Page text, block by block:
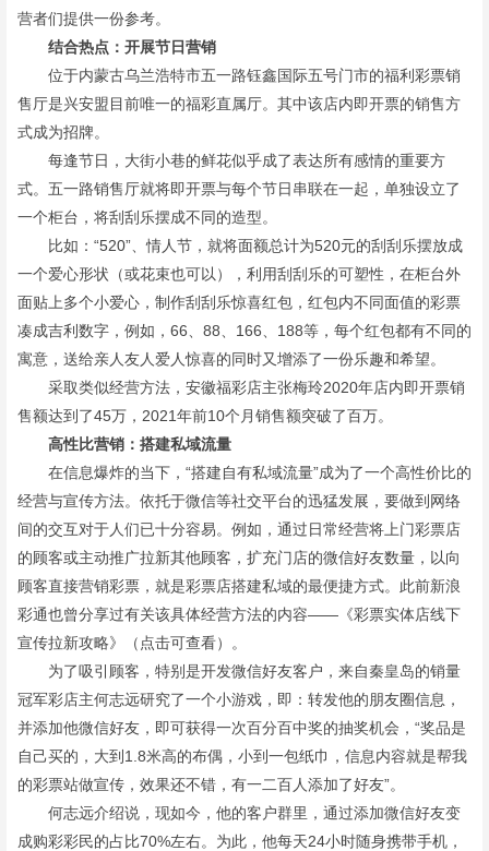
营者们提供一份参考。
结合热点：开展节日营销
位于内蒙古乌兰浩特市五一路钰鑫国际五号门市的福利彩票销
售厅是兴安盟目前唯一的福彩直属厅。其中该店内即开票的销售方
式成为招牌。
每逢节日，大街小巷的鲜花似乎成了表达所有感情的重要方
式。五一路销售厅就将即开票与每个节日串联在一起，单独设立了
一个柜台，将刮刮乐摆成不同的造型。
比如：“520”、情人节，就将面额总计为520元的刮刮乐摆放成
一个爱心形状（或花束也可以），利用刮刮乐的可塑性，在柜台外
面贴上多个小爱心，制作刮刮乐惊喜红包，红包内不同面值的彩票
凑成吉利数字，例如，66、88、166、188等，每个红包都有不同的
寓意，送给亲人友人爱人惊喜的同时又增添了一份乐趣和希望。
采取类似经营方法，安徽福彩店主张梅玲2020年店内即开票销
售额达到了45万，2021年前10个月销售额突破了百万。
高性比营销：搭建私域流量
在信息爆炸的当下，“搭建自有私域流量”成为了一个高性价比的
经营与宣传方法。依托于微信等社交平台的迅猛发展，要做到网络
间的交互对于人们已十分容易。例如，通过日常经营将上门彩票店
的顾客或主动推广拉新其他顾客，扩充门店的微信好友数量，以向
顾客直接营销彩票，就是彩票店搭建私域的最便捷方式。此前新浪
彩通也曾分享过有关该具体经营方法的内容——《彩票实体店线下
宣传拉新攻略》（点击可查看）。
为了吸引顾客，特别是开发微信好友客户，来自秦皇岛的销量
冠军彩店主何志远研究了一个小游戏，即：转发他的朋友圈信息，
并添加他微信好友，即可获得一次百分百中奖的抽奖机会，“奖品是
自己买的，大到1.8米高的布偶，小到一包纸巾，信息内容就是帮我
的彩票站做宣传，效果还不错，有一二百人添加了好友”。
何志远介绍说，现如今，他的客户群里，通过添加微信好友变
成购彩彩民的占比70%左右。为此，他每天24小时随身携带手机，